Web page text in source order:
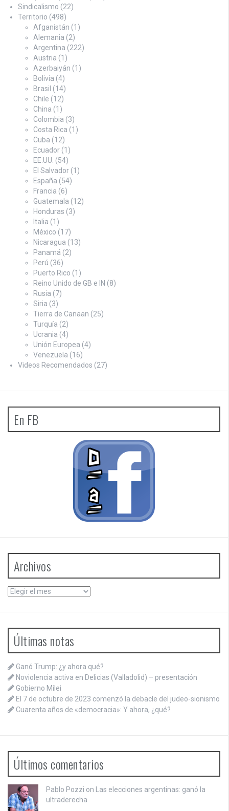
Sindicalismo (22)
Territorio (498)
Afganistán (1)
Alemania (2)
Argentina (222)
Austria (1)
Azerbaiyán (1)
Bolivia (4)
Brasil (14)
Chile (12)
China (1)
Colombia (3)
Costa Rica (1)
Cuba (12)
Ecuador (1)
EE.UU. (54)
El Salvador (1)
España (54)
Francia (6)
Guatemala (12)
Honduras (3)
Italia (1)
México (17)
Nicaragua (13)
Panamá (2)
Perú (36)
Puerto Rico (1)
Reino Unido de GB e IN (8)
Rusia (7)
Siria (3)
Tierra de Canaan (25)
Turquía (2)
Ucrania (4)
Unión Europea (4)
Venezuela (16)
Videos Recomendados (27)
En FB
Archivos
Archivos
Últimas notas
Ganó Trump: ¿y ahora qué?
Noviolencia activa en Delicias (Valladolid) – presentación
Gobierno Milei
El 7 de octubre de 2023 comenzó la debacle del judeo-sionismo
Cuarenta años de «democracia»: Y ahora, ¿qué?
Últimos comentarios
Pablo Pozzi on Las elecciones argentinas: ganó la
ultraderecha